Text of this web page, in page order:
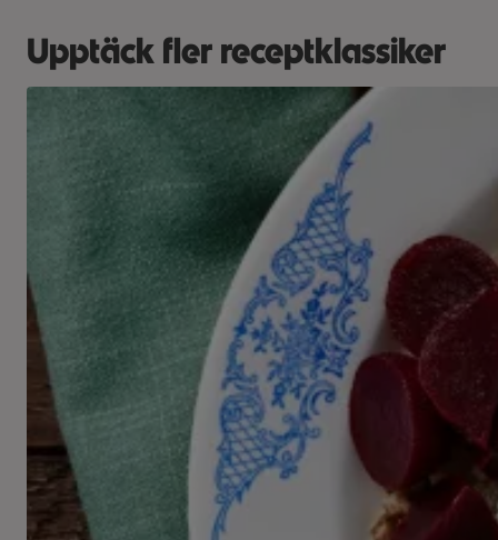
Upptäck fler receptklassiker